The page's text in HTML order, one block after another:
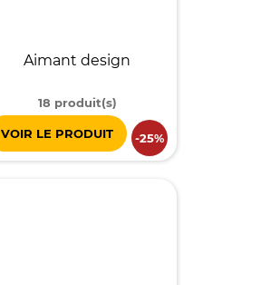
Aimant design
18 produit(s)
VOIR LE PRODUIT -25%